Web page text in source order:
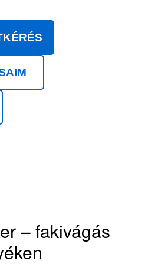
– fakivágás